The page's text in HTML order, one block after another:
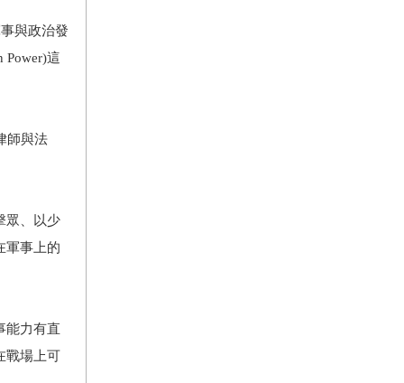
與政治發
Power)這
師與法
眾、以少
軍事上的
能力有直
戰場上可